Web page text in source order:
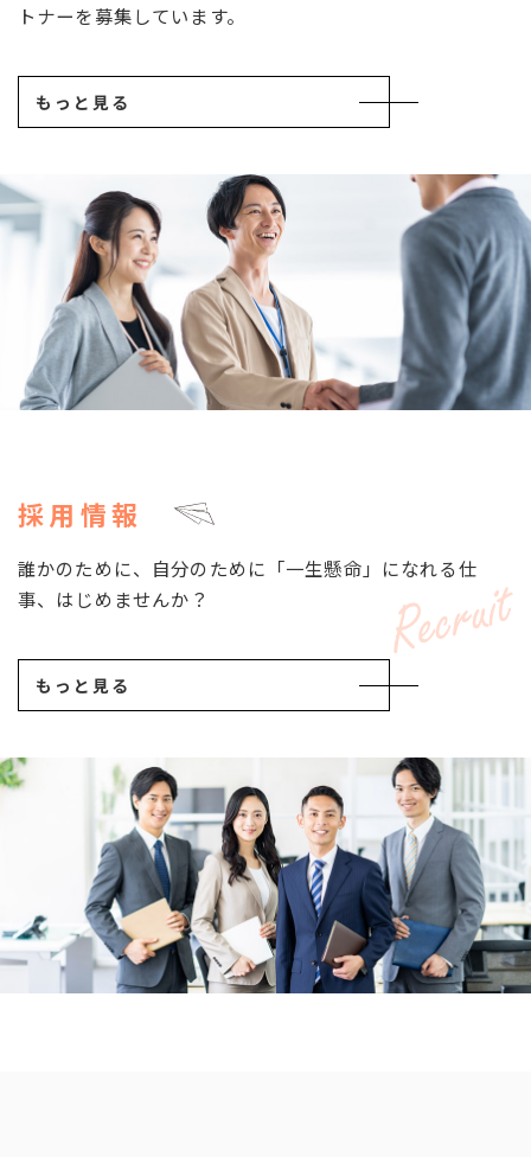
トナーを募集しています。
もっと見る
採用情報
誰かのために、自分のために「一生懸命」になれる仕
事、はじめませんか？
もっと見る